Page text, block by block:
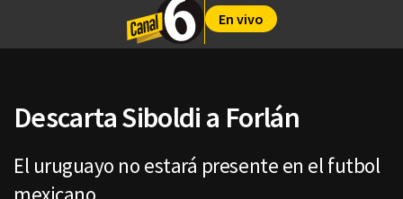
En vivo
Descarta Siboldi a Forlán
El uruguayo no estará presente en el futbol